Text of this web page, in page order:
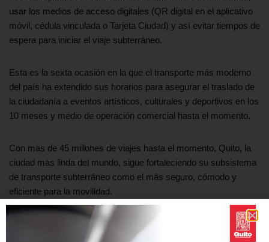
usar los medios de acceso digitales (QR digital en el aplicativo
móvil, cédula vinculada o Tarjeta Ciudad) y así evitar tiempos de
espera para iniciar el viaje subterráneo.
Esta es la sexta ocasión en la que el transporte más moderno
del país ha extendido sus horarios para asegurar el traslado de
la ciudadanía a eventos artísticos, culturales y deportivos en los
10 meses y medio de operación comercial hasta el momento.
Con más de 45 millones de viajes hasta el momento, Quito, la
ciudad más linda del mundo, sigue fortaleciendo su subsistema
de transporte subterráneo como el más seguro, cómodo y
eficiente para la movilidad.